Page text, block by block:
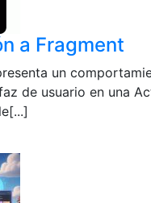
a Fragment
un
de usuario en una